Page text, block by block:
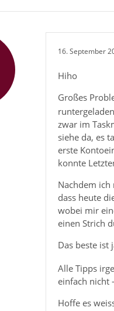
16. September
Hiho
Großes
zwar im
siehe da, es
erste
konnte
Nachdem
dass heute
wobei mir
einen Strich
Das beste ist
Alle Tipps
einfach nicht
Hoffe es